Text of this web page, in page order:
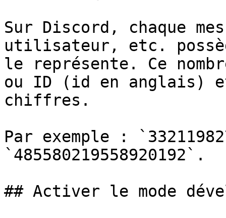
Sur Discord, chaque
utilisateur, etc.
le représente. Ce
ou ID (id en anglais)
chiffres.
Par exemple :
`485580219558920192`.
## Activer le mode